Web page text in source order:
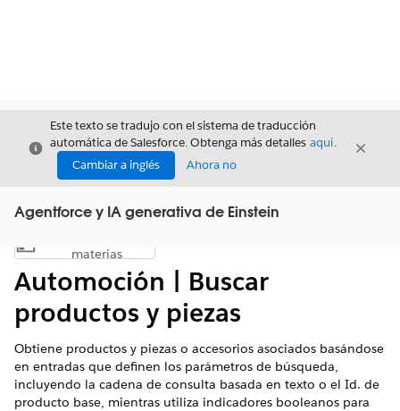
Cerrar
Este texto se tradujo con el sistema de traducción
automática de Salesforce. Obtenga más detalles aquí.
Cambiar a inglés
Ahora no
Cerrar
Agentforce y IA generativa de Einstein
Mostrar índice de materias
materias
Automoción | Buscar
productos y piezas
Obtiene productos y piezas o accesorios asociados basándose
en entradas que definen los parámetros de búsqueda,
incluyendo la cadena de consulta basada en texto o el Id. de
producto base, mientras utiliza indicadores booleanos para